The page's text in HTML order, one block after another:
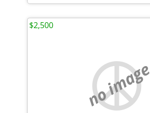
no image
$2,500